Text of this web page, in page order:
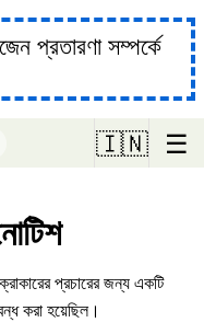
প্রতারণা সম্পর্কে
🇮🇳 ☰
প্রচারের জন্য একটি
করা হয়েছিল।